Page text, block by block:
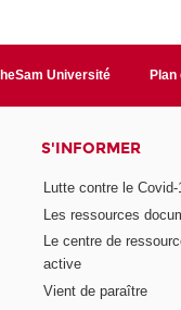
heSam Université Plan
S'INFORMER
Lutte contre le Covid-
Les ressources
Le centre de
active
Vient de paraître